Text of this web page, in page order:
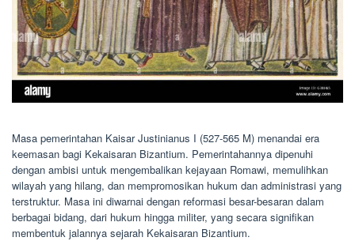
Masa pemerintahan Kaisar Justinianus I (527-565 M) menandai era
keemasan bagi Kekaisaran Bizantium. Pemerintahannya dipenuhi
dengan ambisi untuk mengembalikan kejayaan Romawi, memulihkan
wilayah yang hilang, dan mempromosikan hukum dan administrasi yang
terstruktur. Masa ini diwarnai dengan reformasi besar-besaran dalam
berbagai bidang, dari hukum hingga militer, yang secara signifikan
membentuk jalannya sejarah Kekaisaran Bizantium.